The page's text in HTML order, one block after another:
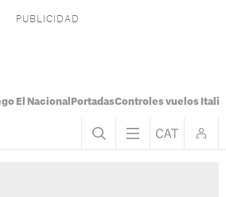
El Nacional PortadasControles vuelos Italia